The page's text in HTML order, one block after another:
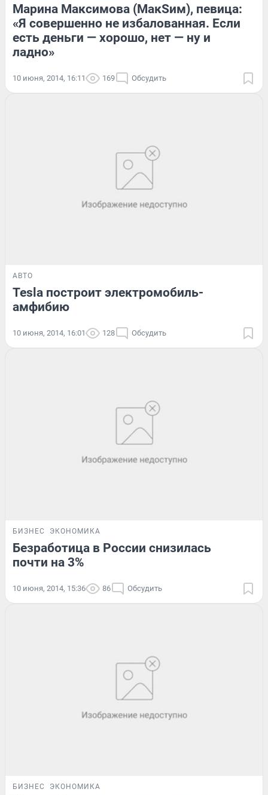
Марина Максимова (МакSим), певица:
«Я совершенно не избалованная. Если
есть деньги — хорошо, нет — ну и
ладно»
10 июня, 2014, 16:11 169 Обсудить
АВТО
Tesla построит электромобиль-
амфибию
10 июня, 2014, 16:01 128 Обсудить
БИЗНЕС ЭКОНОМИКА
Безработица в России снизилась
почти на 3%
10 июня, 2014, 15:36 86 Обсудить
БИЗНЕС ЭКОНОМИКА